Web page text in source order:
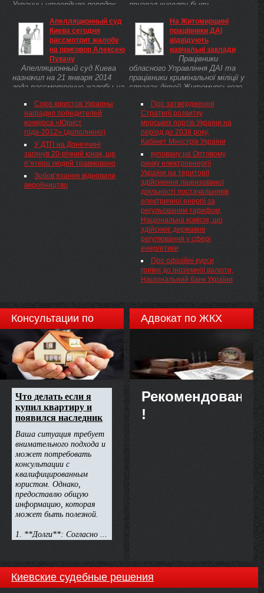
Украины утвердило порядок
производстве по делам о
банкротстве относительно
имущества государственных
предприятий и предприятий, в
уставном капитале ...
Апелляционный суд
Киева сегодня
рассмотрит жалобу
на приговор Алексею
Пукачу
Апелляционный суд Киева
назначил на 21 января 2014
года рассмотрение жалобы на
милиции Алексею Пукачу,
приговоренному Печерским
районным судом столицы
кпожизненному ...
Союз юристов Украины
наградил победителей
конкурса «Юрист
года-2012» (дополнено)
У ДТП на Донеччині
загинув 20-річний юнак, ще
п’ятеро людей травмовано
Зобов’язання відновили
виробництво
призвал киевлян быть
относиться к собственной
безопасности и не
поддаваться на провокации. Об
этом сообщает пресс-служба
столичной мэрии.
На Житомирщині
працівники ДАІ
відвідують
навчальні заклади
Працівники
обласного Управління ДАІ та
працівники кримінальної міліції у
справах дітей Житомирського
вихованців двох навчальних
закладів, а саме до
Озерненської та
Новогуйвинської ...
Про затвердження
Стратегії розвитку
морських портів України на
період до 2038 року,
Кабінет Міністрів України
куповану на Оптовому
ринку електроенергії
України на території
здійснення ліцензованої
діяльності постачальників
електричної енергії за
регульованим тарифом,
Національна комісія, що
здійснює державне
регулювання у сфері
енергетики
Про офіційні курси
гривні до іноземної валюти,
Національний банк України
Консультации по
недвижимости
Адвокат по ЖКХ
Рекомендовано
!
Киевские судебные решения